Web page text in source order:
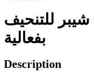
للتنحيف
بفعالية
Description